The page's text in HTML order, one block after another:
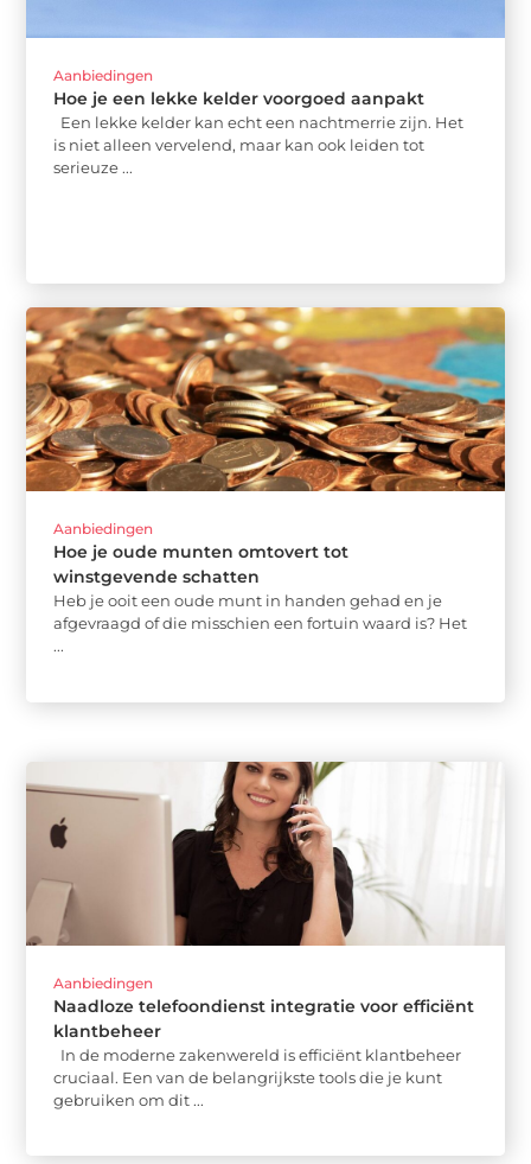
Aanbiedingen
Hoe je een lekke kelder voorgoed aanpakt
Een lekke kelder kan echt een nachtmerrie zijn. Het
is niet alleen vervelend, maar kan ook leiden tot
serieuze ...
Aanbiedingen
Hoe je oude munten omtovert tot
winstgevende schatten
Heb je ooit een oude munt in handen gehad en je
afgevraagd of die misschien een fortuin waard is? Het
...
Aanbiedingen
Naadloze telefoondienst integratie voor efficiënt
klantbeheer
In de moderne zakenwereld is efficiënt klantbeheer
cruciaal. Een van de belangrijkste tools die je kunt
gebruiken om dit ...